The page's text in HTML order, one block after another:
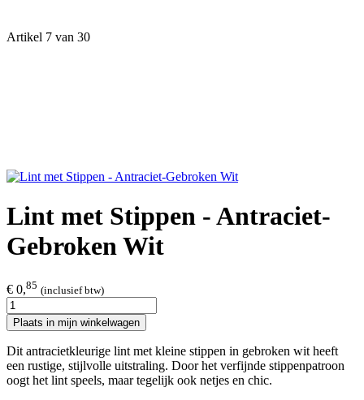
Artikel 7 van 30
Lint met Stippen - Antraciet-
Gebroken Wit
€ 0,85 (inclusief btw)
Plaats in mijn winkelwagen
Dit antracietkleurige lint met kleine stippen in gebroken wit heeft
een rustige, stijlvolle uitstraling. Door het verfijnde stippenpatroon
oogt het lint speels, maar tegelijk ook netjes en chic.